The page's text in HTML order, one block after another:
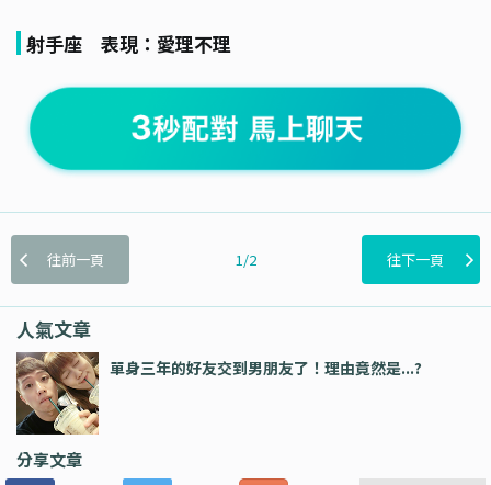
射手座 表現：愛理不理
往前一頁 1/2 往下一頁
人氣文章
單身三年的好友交到男朋友了！理由竟然是...?
分享文章